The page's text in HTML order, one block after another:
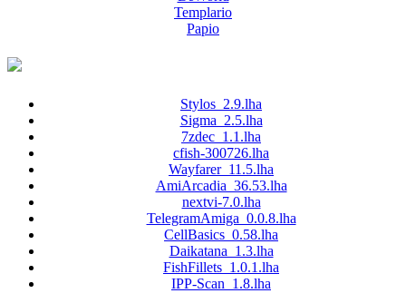
Templario
Papio
Stylos_2.9.lha
Sigma_2.5.lha
7zdec_1.1.lha
cfish-300726.lha
Wayfarer_11.5.lha
AmiArcadia_36.53.lha
nextvi-7.0.lha
TelegramAmiga_0.0.8.lha
CellBasics_0.58.lha
Daikatana_1.3.lha
FishFillets_1.0.1.lha
IPP-Scan_1.8.lha